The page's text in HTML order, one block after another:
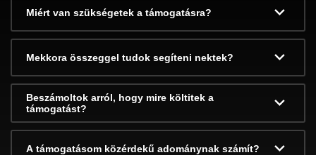
Miért van szükségetek a támogatásra?
Mekkora összeggel tudok segíteni nektek?
Beszámoltok arról, hogy mire költitek a
támogatást?
A támogatásom közérdekű adománynak számít?